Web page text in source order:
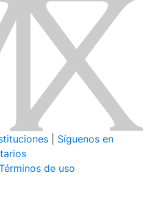
Síguenos en
de uso